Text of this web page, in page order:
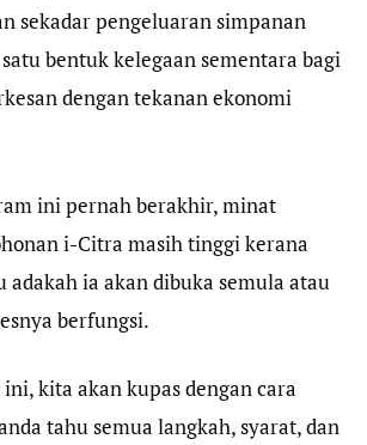
sekadar pengeluaran simpanan
bentuk kelegaan sementara bagi
dengan tekanan ekonomi
ini pernah berakhir, minat
i-Citra masih tinggi kerana
ia akan dibuka semula atau
berfungsi.
kita akan kupas dengan cara
tahu semua langkah, syarat, dan